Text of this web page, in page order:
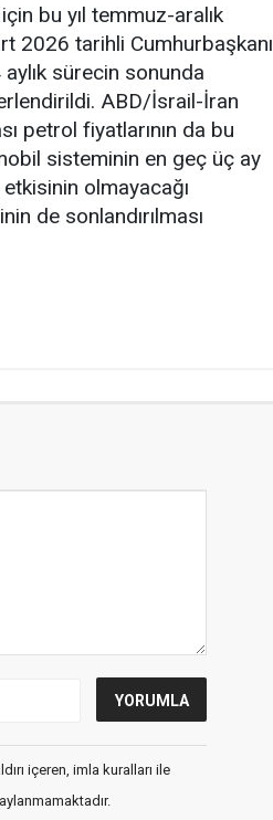
bu yıl temmuz-aralık
2026 tarihli Cumhurbaşkanı
sürecin sonunda
ABD/İsrail-İran
petrol fiyatlarının da bu
sisteminin en geç üç ay
olmayacağı
de sonlandırılması
içeren, imla kuralları ile